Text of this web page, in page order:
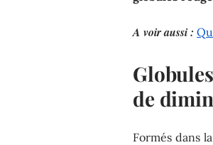
A voir aussi :
de
Formés dans